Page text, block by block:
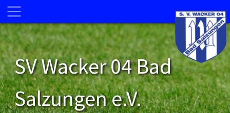
SV Wacker 04 Bad
Salzungen e.V.